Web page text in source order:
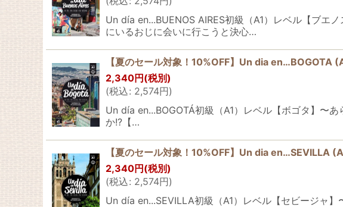
Un día en...BUENOS AIRES初級（A1）レベル【ブエ
にいるおじに会いに行こうと決心…
【夏のセール対象！10%OFF】Un dia en…BOGOTA
2,340円 (税別)
(税込: 2,574円)
Un día en...BOGOTÁ初級（A1）レベル【ボゴタ】〜
か!?【…
【夏のセール対象！10%OFF】Un dia en…SEVILLA
2,340円 (税別)
(税込: 2,574円)
Un día en...SEVILLA初級（A1）レベル【セビージャ